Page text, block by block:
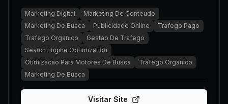
Marketing Digital
Marketing De Conteudo
Marketing De Busca
Publicidade Online
Trafego Pago
Trafego Organico
Gestao De Trafego
Search Engine Optimization
Otimizacao Para Motores De Busca
Trafego Organico
Marketing De Busca
Visitar Site